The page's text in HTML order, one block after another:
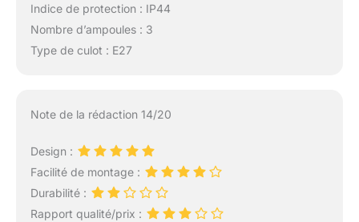
Indice de protection : IP44
Nombre d’ampoules : 3
Type de culot : E27
Note de la rédaction 14/20
Design :
Facilité de montage :
Durabilité :
Rapport qualité/prix :